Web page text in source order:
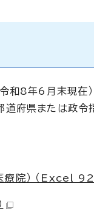
和8年6月末現在）
府県または政
療院） （Excel